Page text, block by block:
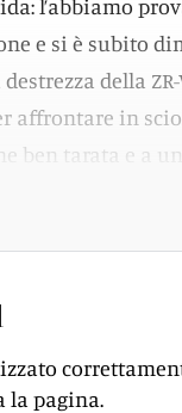
l’abbiamo
e si è subito
della
affrontare in
ben tarata e a
la pagina.